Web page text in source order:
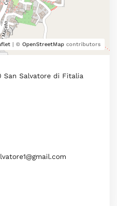
| © OpenStreetMap contributors
San Salvatore di Fitalia